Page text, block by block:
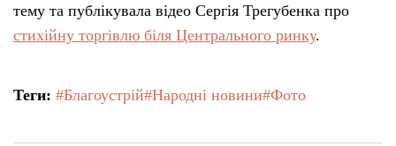
тему та публікувала відео Сергія Трегубенка про
стихійну торгівлю біля Центрального ринку.
Теги: #Благоустрій#Народні новини#Фото